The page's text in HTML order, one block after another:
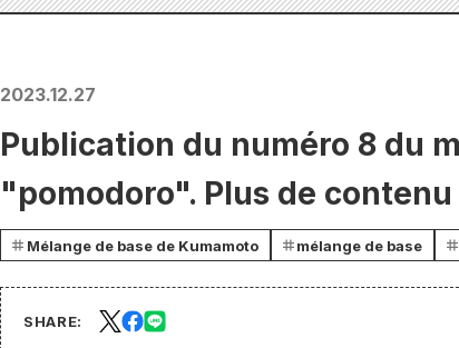
2023.12.27
Publication du numéro 8 du
"pomodoro". Plus de
Mélange de base de Kumamoto mélange de base
SHARE: